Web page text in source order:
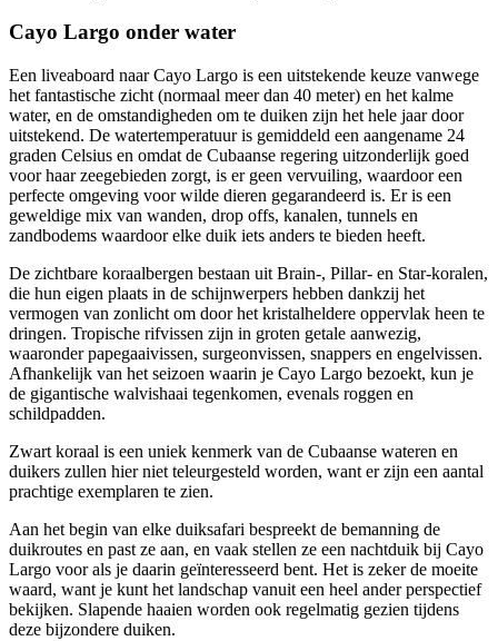
Cayo Largo onder water
Een liveaboard naar Cayo Largo is een uitstekende keuze vanwege
het fantastische zicht (normaal meer dan 40 meter) en het kalme
water, en de omstandigheden om te duiken zijn het hele jaar door
uitstekend. De watertemperatuur is gemiddeld een aangename 24
graden Celsius en omdat de Cubaanse regering uitzonderlijk goed
voor haar zeegebieden zorgt, is er geen vervuiling, waardoor een
perfecte omgeving voor wilde dieren gegarandeerd is. Er is een
geweldige mix van wanden, drop offs, kanalen, tunnels en
zandbodems waardoor elke duik iets anders te bieden heeft.
De zichtbare koraalbergen bestaan uit Brain-, Pillar- en Star-koralen,
die hun eigen plaats in de schijnwerpers hebben dankzij het
vermogen van zonlicht om door het kristalheldere oppervlak heen te
dringen. Tropische rifvissen zijn in groten getale aanwezig,
waaronder papegaaivissen, surgeonvissen, snappers en engelvissen.
Afhankelijk van het seizoen waarin je Cayo Largo bezoekt, kun je
de gigantische walvishaai tegenkomen, evenals roggen en
schildpadden.
Zwart koraal is een uniek kenmerk van de Cubaanse wateren en
duikers zullen hier niet teleurgesteld worden, want er zijn een aantal
prachtige exemplaren te zien.
Aan het begin van elke duiksafari bespreekt de bemanning de
duikroutes en past ze aan, en vaak stellen ze een nachtduik bij Cayo
Largo voor als je daarin geïnteresseerd bent. Het is zeker de moeite
waard, want je kunt het landschap vanuit een heel ander perspectief
bekijken. Slapende haaien worden ook regelmatig gezien tijdens
deze bijzondere duiken.